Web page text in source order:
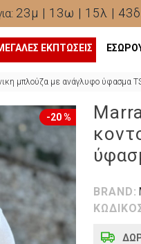
23μ | 13ω | 15λ | 41δ
ΕΚΠΤΏΣΕΙΣ
μπλούζα με ανάγλυφο ύφασμα
-20 %
BRAND: